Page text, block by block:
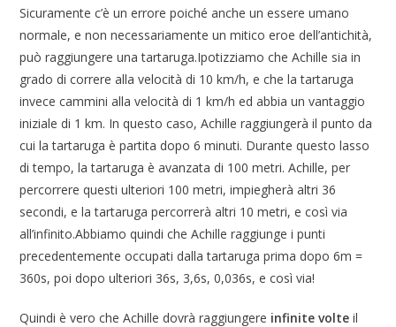
Sicuramente c’è un errore poiché anche un essere umano
normale, e non necessariamente un mitico eroe dell’antichità,
può raggiungere una tartaruga.Ipotizziamo che Achille sia in
grado di correre alla velocità di 10 km/h, e che la tartaruga
invece cammini alla velocità di 1 km/h ed abbia un vantaggio
iniziale di 1 km. In questo caso, Achille raggiungerà il punto da
cui la tartaruga è partita dopo 6 minuti. Durante questo lasso
di tempo, la tartaruga è avanzata di 100 metri. Achille, per
percorrere questi ulteriori 100 metri, impiegherà altri 36
secondi, e la tartaruga percorrerà altri 10 metri, e così via
all’infinito.Abbiamo quindi che Achille raggiunge i punti
precedentemente occupati dalla tartaruga prima dopo 6m =
360s, poi dopo ulteriori 36s, 3,6s, 0,036s, e così via!
Quindi è vero che Achille dovrà raggiungere infinite volte il